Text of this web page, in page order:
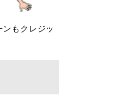
もクレジッ